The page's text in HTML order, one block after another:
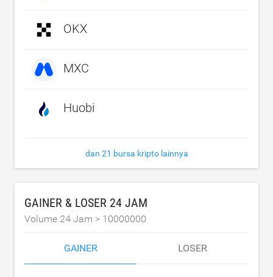
OKX
MXC
Huobi
dan 21 bursa kripto lainnya
GAINER & LOSER 24 JAM
Volume 24 Jam > 10000000
GAINER LOSER